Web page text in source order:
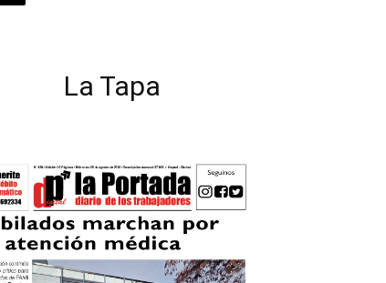
La Tapa